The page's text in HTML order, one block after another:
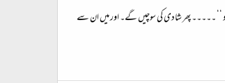
دو ‘‘ ۔۔۔۔۔ پھر شادی کی سوچیں گے۔ اور میں ان سے